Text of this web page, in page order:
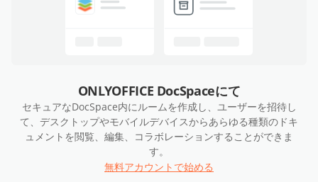
ONLYOFFICE DocSpaceにて
セキュアなDocSpace内にルームを作成し、ユーザーを招待し
て、デスクトップやモバイルデバイスからあらゆる種類のドキ
ュメントを閲覧、編集、コラボレーションすることができま
す。
無料アカウントで始める